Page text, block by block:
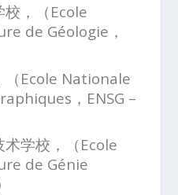
，（Ecole
de Géologie，
（Ecole Nationale
，ENSG –
学校，（Ecole
de Génie